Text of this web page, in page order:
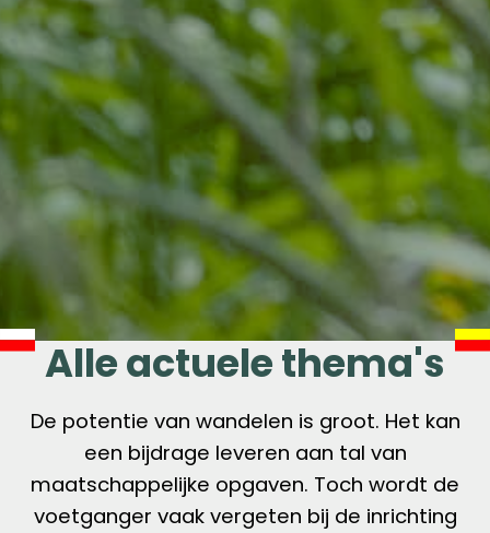
Alle actuele thema's
De potentie van wandelen is groot. Het kan
een bijdrage leveren aan tal van
maatschappelijke opgaven. Toch wordt de
voetganger vaak vergeten bij de inrichting